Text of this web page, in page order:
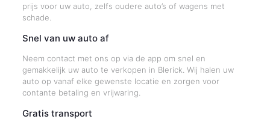
prijs voor uw auto, zelfs oudere auto’s of wagens met
schade.
Snel van uw auto af
Neem contact met ons op via de app om snel en
gemakkelijk uw auto te verkopen in Blerick. Wij halen uw
auto op vanaf elke gewenste locatie en zorgen voor
contante betaling en vrijwaring.
Gratis transport